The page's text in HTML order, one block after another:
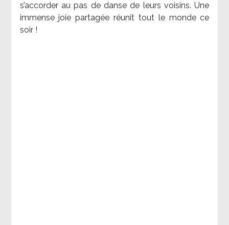
s’accorder au pas de danse de leurs voisins. Une
immense joie partagée réunit tout le monde ce
soir !